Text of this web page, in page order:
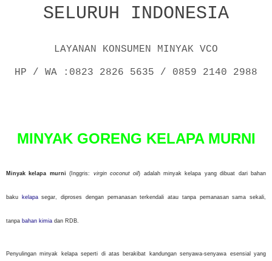
SELURUH INDONESIA
LAYANAN KONSUMEN MINYAK VCO
HP / WA :0823 2826 5635 / 0859 2140 2988
n
MINYAK GORENG KELAPA MURNI
Minyak kelapa murni (Inggris: virgin coconut oil) adalah minyak kelapa yang dibuat dari bahan
baku kelapasegar, diproses dengan pemanasan terkendali atau tanpa pemanasan sama sekali,
tanpa bahan kimia dan RDB.
Penyulingan minyak kelapa seperti di atas berakibat kandungan senyawa-senyawa esensial yang